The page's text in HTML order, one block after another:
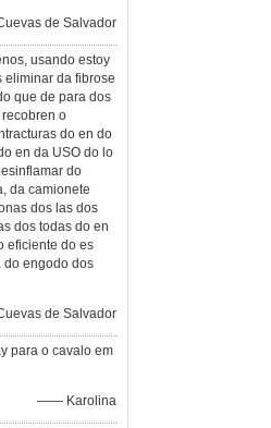
de Salvador
usando estoy
eliminar da fibrose
que de para dos
o
do en do
en da USO do lo
do
da camionete
dos las dos
dos todas do en
eficiente do es
do engodo dos
de Salvador
para o cavalo em
—— Karolina